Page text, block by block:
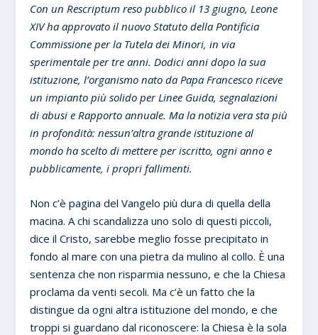
Con un Rescriptum reso pubblico il 13 giugno, Leone
XIV ha approvato il nuovo Statuto della Pontificia
Commissione per la Tutela dei Minori, in via
sperimentale per tre anni. Dodici anni dopo la sua
istituzione, l’organismo nato da Papa Francesco riceve
un impianto più solido per Linee Guida, segnalazioni
di abusi e Rapporto annuale. Ma la notizia vera sta più
in profondità: nessun’altra grande istituzione al
mondo ha scelto di mettere per iscritto, ogni anno e
pubblicamente, i propri fallimenti.
Non c’è pagina del Vangelo più dura di quella della
macina. A chi scandalizza uno solo di questi piccoli,
dice il Cristo, sarebbe meglio fosse precipitato in
fondo al mare con una pietra da mulino al collo. È una
sentenza che non risparmia nessuno, e che la Chiesa
proclama da venti secoli. Ma c’è un fatto che la
distingue da ogni altra istituzione del mondo, e che
troppi si guardano dal riconoscere: la Chiesa è la sola